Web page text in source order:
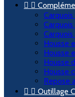
 
Housse
Housse
Housse
Housse
Repose
  Outillage